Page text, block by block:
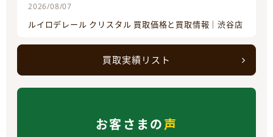
2026/08/07
ルイロデレール クリスタル 買取価格と買取情報｜渋谷店
買取実績リスト
お客さまの声